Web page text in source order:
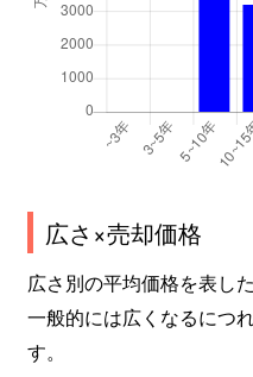
広さ×売却価格
広さ別の平均価格を表し
一般的には広くなるにつ
す。